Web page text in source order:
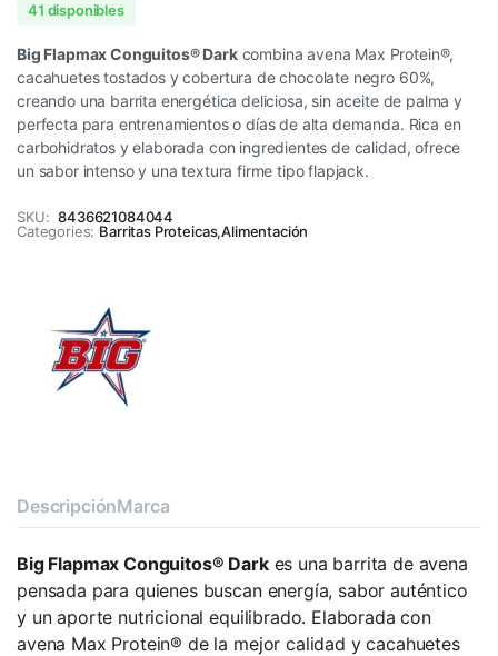
41 disponibles
Big Flapmax Conguitos® Darkcombina avena Max Protein®,
cacahuetes tostados y cobertura de chocolate negro 60%,
creando una barrita energética deliciosa, sin aceite de palma y
perfecta para entrenamientos o días de alta demanda. Rica en
carbohidratos y elaborada con ingredientes de calidad, ofrece
un sabor intenso y una textura firme tipo flapjack.
SKU: 8436621084044
Categories: Barritas Proteicas,Alimentación
DescripciónMarca
Big Flapmax Conguitos® Darkes una barrita de avena
pensada para quienes buscan energía, sabor auténtico
y un aporte nutricional equilibrado. Elaborada con
avena Max Protein® de la mejor calidad y cacahuetes